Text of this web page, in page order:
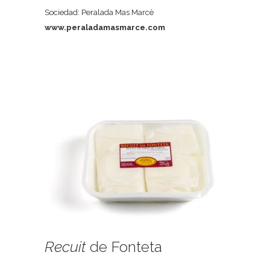
Sociedad: Peralada Mas Marcè
www.peraladamasmarce.com
Recuit de Fonteta